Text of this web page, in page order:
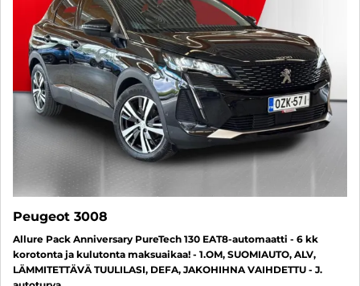
Peugeot 3008
Allure Pack Anniversary PureTech 130 EAT8-automaatti - 6 kk
korotonta ja kulutonta maksuaikaa! - 1.OM, SUOMIAUTO, ALV,
LÄMMITETTÄVÄ TUULILASI, DEFA, JAKOHIHNA VAIHDETTU - J.